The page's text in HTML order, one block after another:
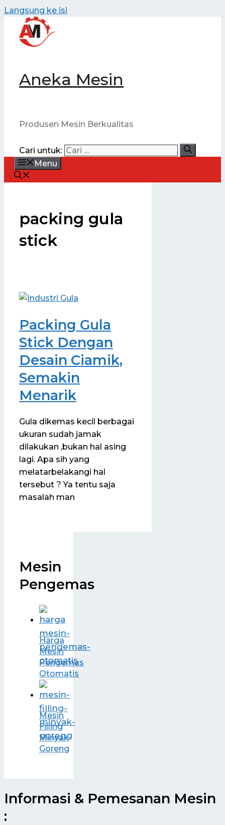
Langsung ke isi
Aneka Mesin
Produsen Mesin Berkualitas
Cari untuk:
Menu
packing gula
stick
Packing Gula
Stick Dengan
Desain Ciamik,
Semakin
Menarik
Gula dikemas kecil berbagai
ukuran sudah jamak
dilakukan ,bukan hal asing
lagi. Apa sih yang
melatarbelakangi hal
tersebut ? Ya tentu saja
masalah man
Mesin
Pengemas
Harga
Mesin
Pengemas
Otomatis
Mesin
Filling
Minyak
Goreng
Informasi & Pemesanan Mesin
: